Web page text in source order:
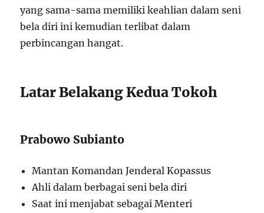
yang sama-sama memiliki keahlian dalam seni
bela diri ini kemudian terlibat dalam
perbincangan hangat.
Latar Belakang Kedua Tokoh
Prabowo Subianto
Mantan Komandan Jenderal Kopassus
Ahli dalam berbagai seni bela diri
Saat ini menjabat sebagai Menteri